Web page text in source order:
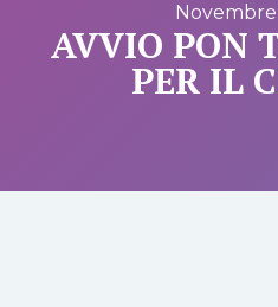
Novembre
AVVIO PON
PER IL